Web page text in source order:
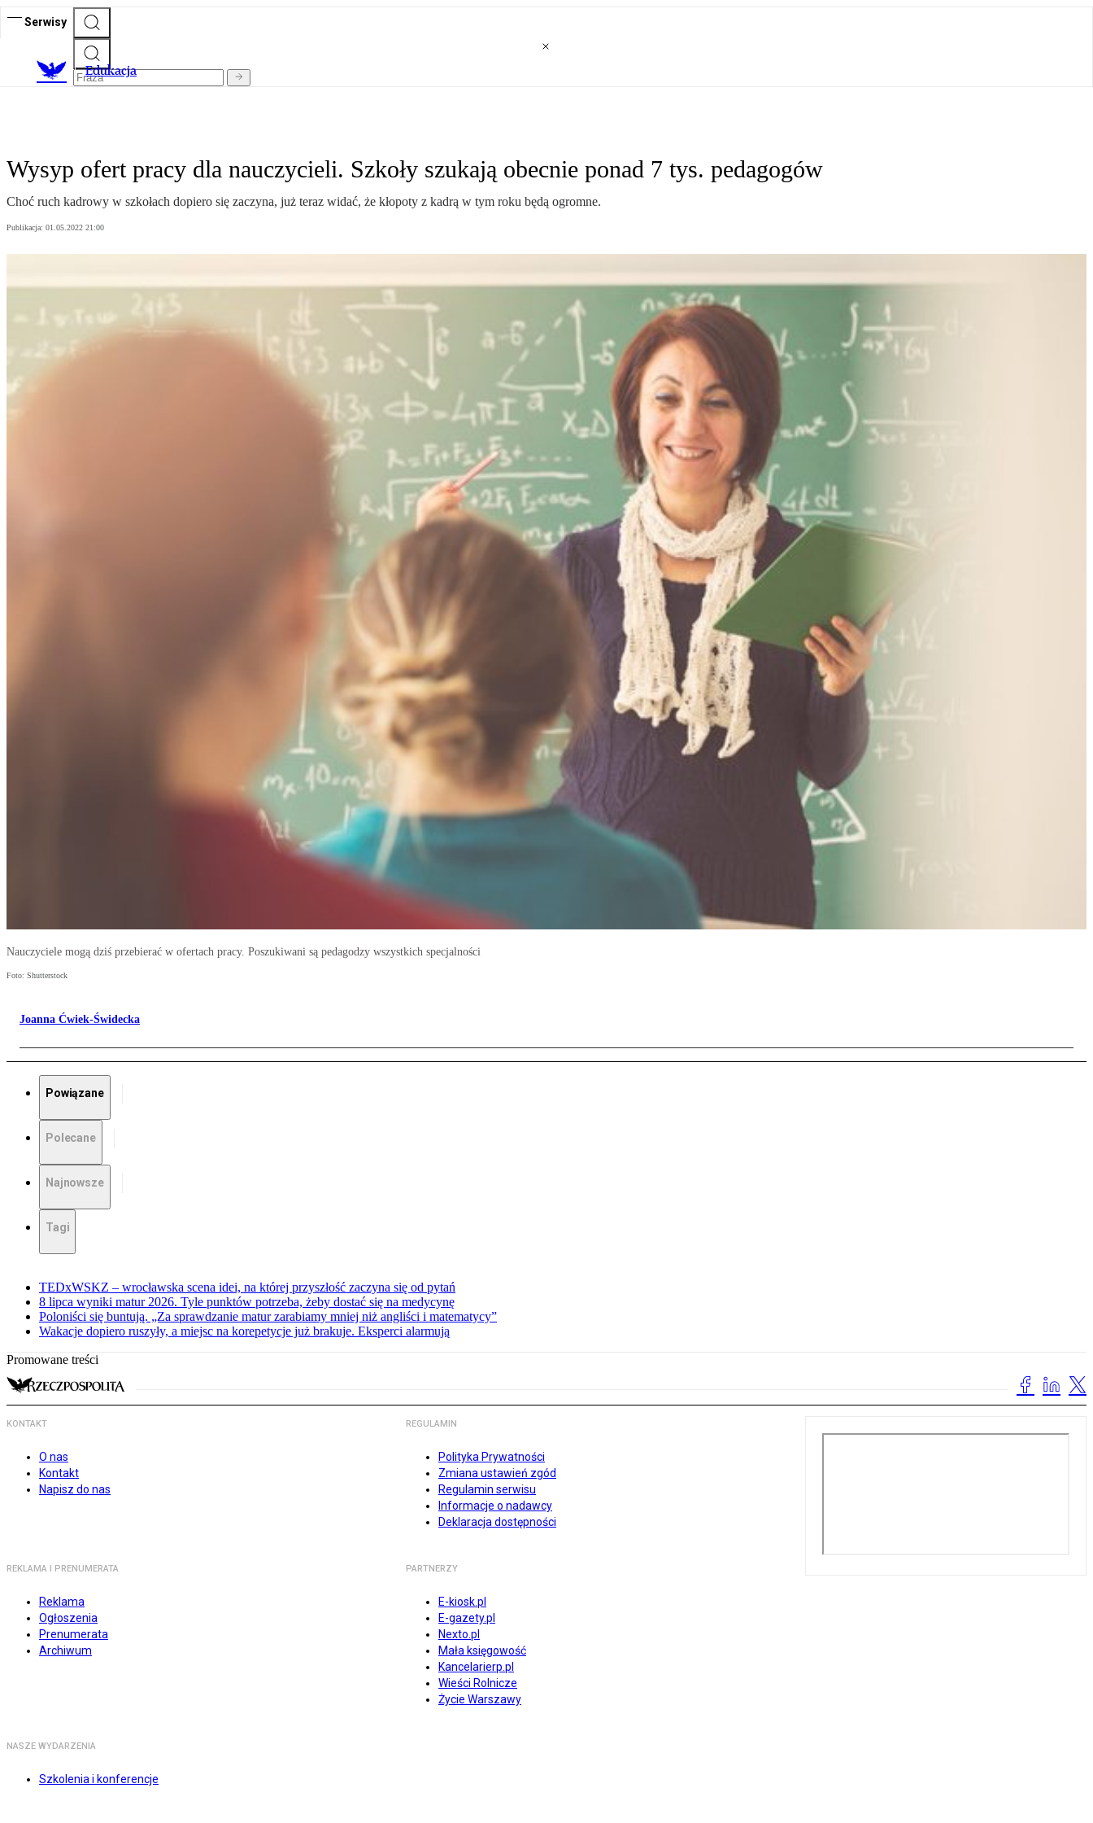
Serwisy
Edukacja
Wysyp ofert pracy dla nauczycieli. Szkoły szukają obecnie ponad 7 tys. pedagogów
Choć ruch kadrowy w szkołach dopiero się zaczyna, już teraz widać, że kłopoty z kadrą w tym roku będą ogromne.
Publikacja: 01.05.2022 21:00
Nauczyciele mogą dziś przebierać w ofertach pracy. Poszukiwani są pedagodzy wszystkich specjalności
Foto: Shutterstock
Joanna Ćwiek-Świdecka
Powiązane
Polecane
Najnowsze
Tagi
TEDxWSKZ – wrocławska scena idei, na której przyszłość zaczyna się od pytań
8 lipca wyniki matur 2026. Tyle punktów potrzeba, żeby dostać się na medycynę
Poloniści się buntują. „Za sprawdzanie matur zarabiamy mniej niż angliści i matematycy”
Wakacje dopiero ruszyły, a miejsc na korepetycje już brakuje. Eksperci alarmują
Promowane treści
KONTAKT
O nas
Kontakt
Napisz do nas
REGULAMIN
Polityka Prywatności
Zmiana ustawień zgód
Regulamin serwisu
Informacje o nadawcy
Deklaracja dostępności
REKLAMA I PRENUMERATA
Reklama
Ogłoszenia
Prenumerata
Archiwum
PARTNERZY
E-kiosk.pl
E-gazety.pl
Nexto.pl
Mała księgowość
Kancelarierp.pl
Wieści Rolnicze
Życie Warszawy
NASZE WYDARZENIA
Szkolenia i konferencje